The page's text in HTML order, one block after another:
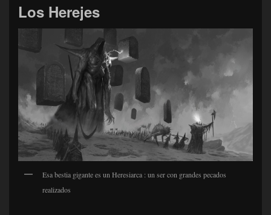
Los Herejes
Esa bestia gigante es un Heresiarca : un ser con grandes pecados
realizados